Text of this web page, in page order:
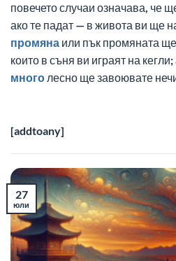
повечето случаи означава, че
ако те падат — в живота ви ще
промяна или пък промяната
които в съня ви играят на
много лесно ще завоювате
[addtoany]
27
юли